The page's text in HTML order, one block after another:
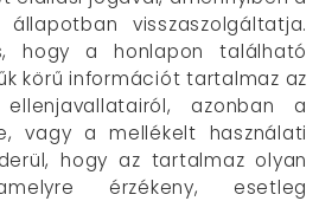
visszaszolgáltatja.
hogy a honlapon található
körű információt tartalmaz az
azonban a
vagy a mellékelt használati
hogy az tartalmaz olyan
érzékeny, esetleg